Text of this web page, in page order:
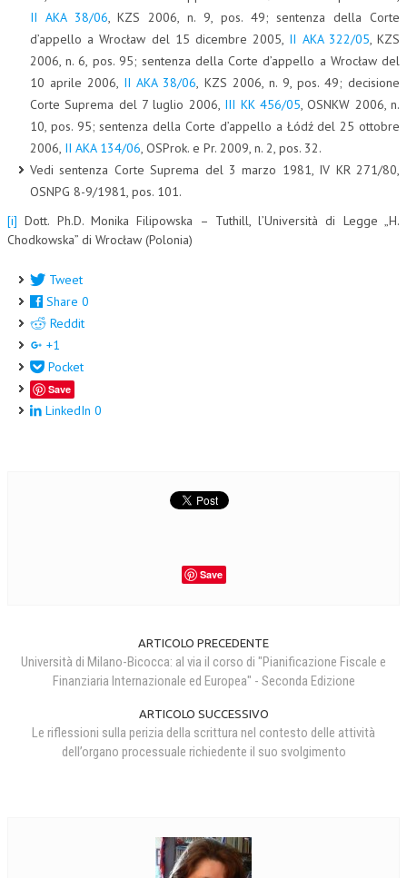
II AKA 38/06, KZS 2006, n. 9, pos. 49; sentenza della Corte
d’appello a Wrocław del 15 dicembre 2005, II AKA 322/05, KZS
2006, n. 6, pos. 95; sentenza della Corte d’appello a Wrocław del
10 aprile 2006, II AKA 38/06, KZS 2006, n. 9, pos. 49; decisione
Corte Suprema del 7 luglio 2006, III KK 456/05, OSNKW 2006, n.
10, pos. 95; sentenza della Corte d’appello a Łódź del 25 ottobre
2006, II AKA 134/06, OSProk. e Pr. 2009, n. 2, pos. 32.
Vedi sentenza Corte Suprema del 3 marzo 1981, IV KR 271/80,
OSNPG 8-9/1981, pos. 101.
[i] Dott. Ph.D. Monika Filipowska – Tuthill, l’Università di Legge „H.
Chodkowska” di Wrocław (Polonia)
Tweet
Share 0
Reddit
+1
Pocket
Save
LinkedIn 0
Save
ARTICOLO PRECEDENTE
Università di Milano-Bicocca: al via il corso di "Pianificazione Fiscale e
Finanziaria Internazionale ed Europea" - Seconda Edizione
ARTICOLO SUCCESSIVO
Le riflessioni sulla perizia della scrittura nel contesto delle attività
dell’organo processuale richiedente il suo svolgimento